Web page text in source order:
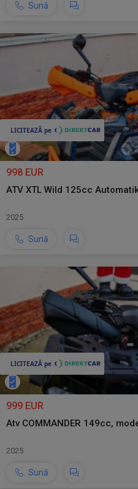
Sună
998 EUR
ATV XTL Wild 125cc
2025
Sună
999 EUR
Atv COMMANDER 149cc,
2025
Sună